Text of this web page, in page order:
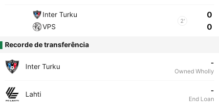
Inter Turku
VPS
2'
0
0
Recorde de transferência
Inter Turku -
Owned Wholly
Lahti -
End Loan